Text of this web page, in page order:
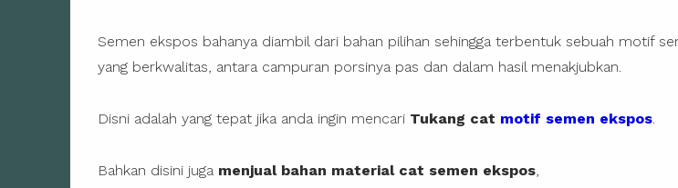
Semen ekspos bahanya diambil dari bahan pilihan sehingga terbentuk sebuah motif
yang berkwalitas, antara campuran porsinya pas dan dalam hasil menakjubkan.
Disni adalah yang tepat jika anda ingin mencari Tukang cat motif semen ekspos.
Bahkan disini juga menjual bahan material cat semen ekspos,